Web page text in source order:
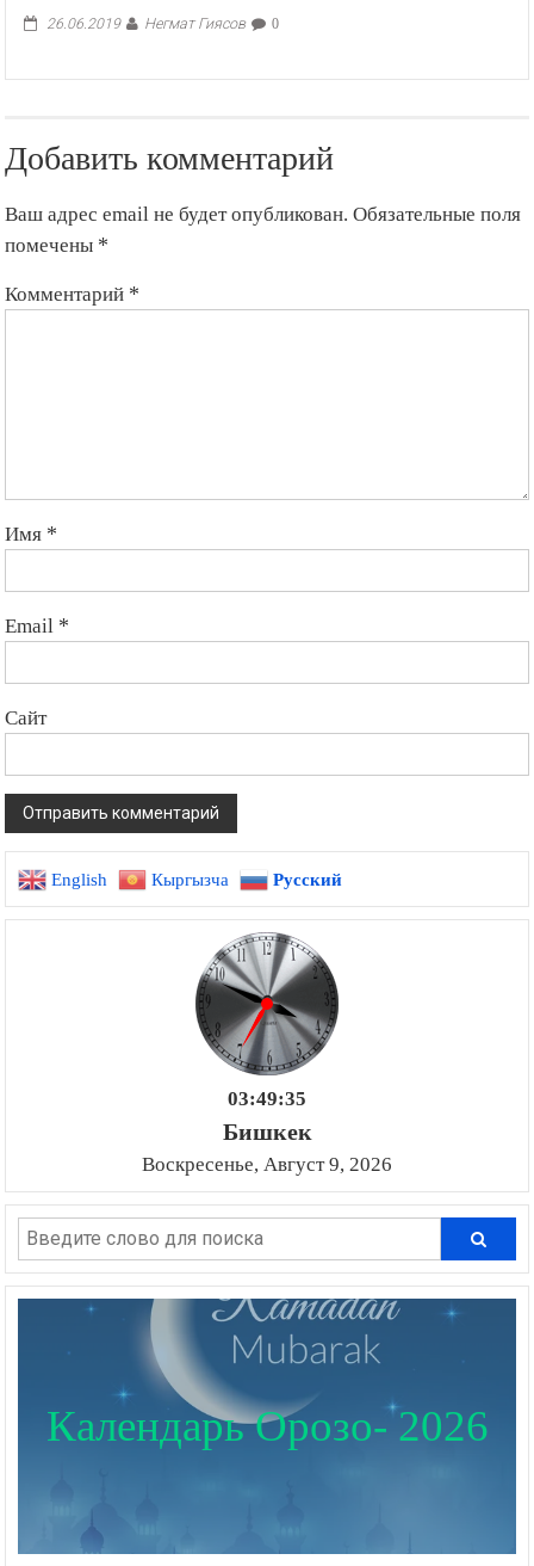
26.06.2019 Негмат Гиясов 0
Добавить комментарий
Ваш адрес email не будет опубликован. Обязательные поля
помечены *
Комментарий *
Имя *
Email *
Сайт
English Кыргызча Русский
03:49:36
Бишкек
Воскресенье, Август 9, 2026
Календарь Орозо- 2026